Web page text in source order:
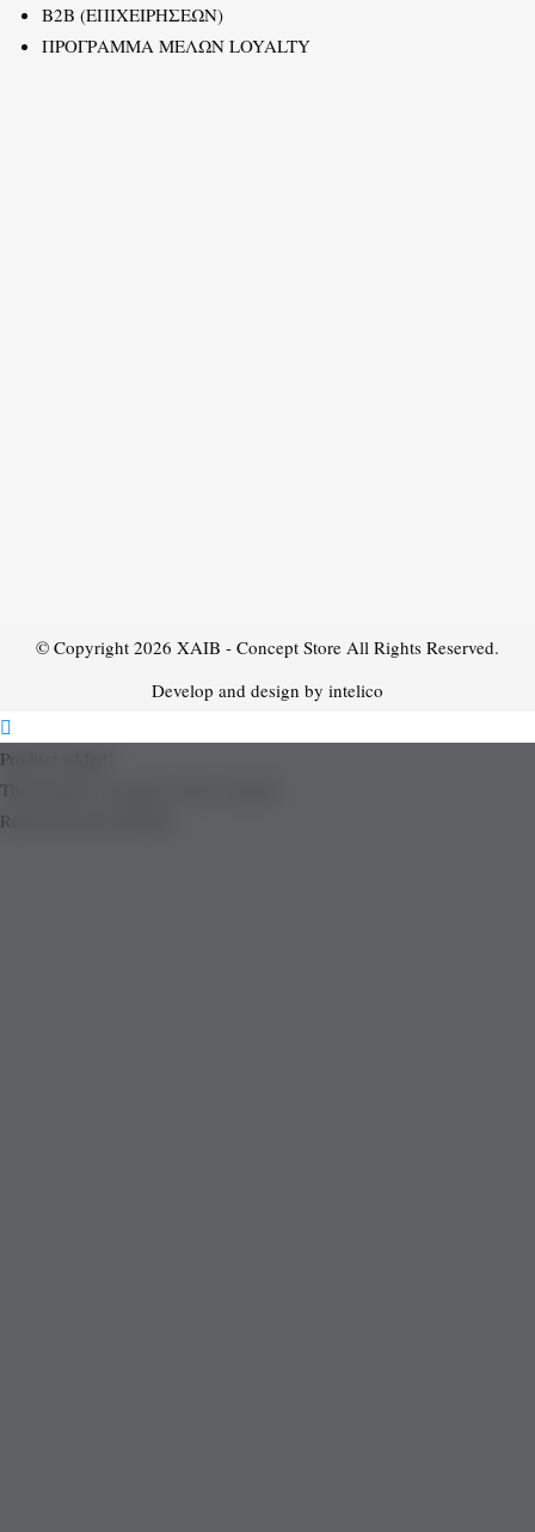
B2B (ΕΠΙΧΕΙΡΗΣΕΩΝ)
ΠΡΟΓΡΑΜΜΑ ΜΕΛΩΝ LOYALTY
© Copyright 2026 XAIB - Concept Store All Rights Reserved.
Develop and design by intelico
Product added!
The product is already in the wishlist!
Removed from Wishlist